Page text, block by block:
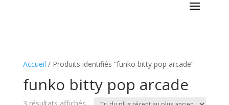
Accueil / Produits identifiés “funko bitty pop arcade”
funko bitty pop arcade
Trié